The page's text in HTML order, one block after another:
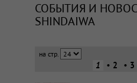
СОБЫТИЯ И
SHINDAIWA
1 2 3